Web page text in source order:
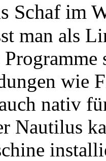
Schaf im
man als
wie
nativ
Nautilus